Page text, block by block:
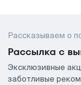
Рассказываем о
Рассылка с
Эксклюзивные
заботливые